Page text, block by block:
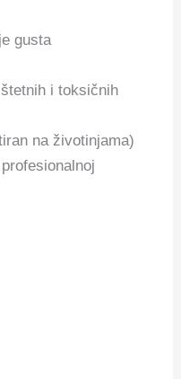
gusta
i toksičnih
na životinjama)